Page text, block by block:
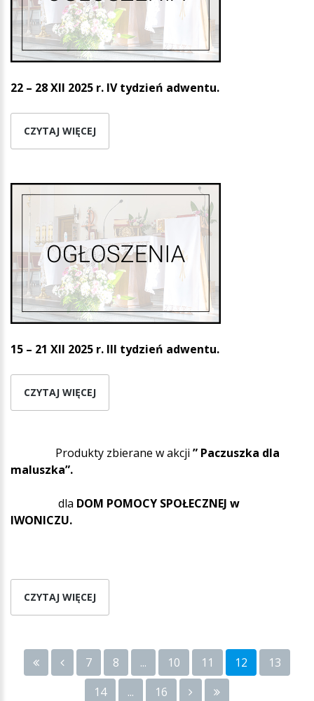
22 – 28 XII 2025 r. IV tydzień adwentu.
CZYTAJ WIĘCEJ
15 – 21 XII 2025 r. III tydzień adwentu.
CZYTAJ WIĘCEJ
Produkty zbierane w akcji ” Paczuszka dla
maluszka”.
dla DOM POMOCY SPOŁECZNEJ w
IWONICZU.
CZYTAJ WIĘCEJ
7 8 ... 10 11 12
13
14
... 16